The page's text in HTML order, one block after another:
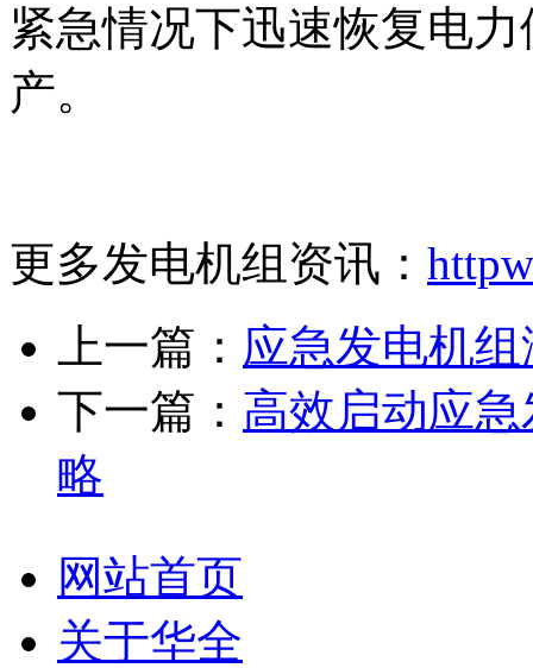
紧急情况下迅速恢复电
产。
更多发电机组资讯：
上一篇： 应急发电机
下一篇： 高效启动应
略
网站首页
关于华全